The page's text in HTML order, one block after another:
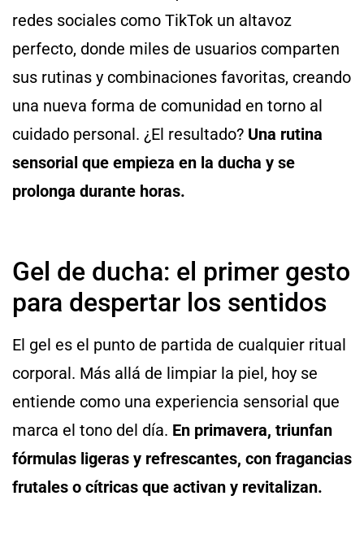
redes sociales como TikTok un altavoz
perfecto, donde miles de usuarios comparten
sus rutinas y combinaciones favoritas, creando
una nueva forma de comunidad en torno al
cuidado personal. ¿El resultado? Una rutina
sensorial que empieza en la ducha y se
prolonga durante horas.
Gel de ducha: el primer gesto
para despertar los sentidos
El gel es el punto de partida de cualquier ritual
corporal. Más allá de limpiar la piel, hoy se
entiende como una experiencia sensorial que
marca el tono del día. En primavera, triunfan
fórmulas ligeras y refrescantes, con fragancias
frutales o cítricas que activan y revitalizan.